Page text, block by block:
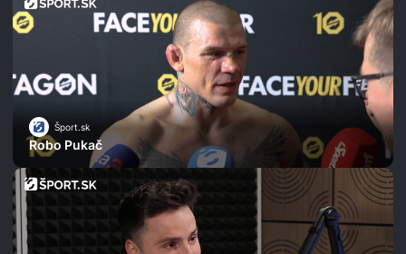
Šport.sk
Robo Pukač